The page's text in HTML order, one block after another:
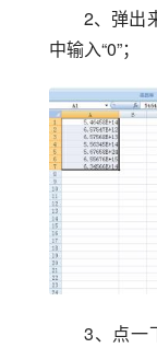
2、弹出
中输入“0”；
3、点一